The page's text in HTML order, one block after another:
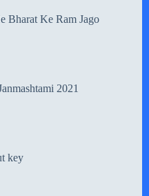
Bharat Ke Ram Jago
2021
key